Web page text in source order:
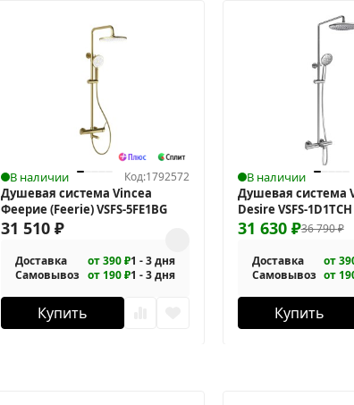
В наличии Код:1792572
Душевая система Vincea
Феерие (Feerie) VSFS-5FE1BG
31 510 ₽
Доставка от 390 ₽1 - 3 дня
Самовывоз от 190 ₽1 - 3 дня
Купить
В наличии
Душевая система
Desire VSFS-1D1TCH
термостатом36 790₽
31 630 ₽
Доставка от
Самовывоз от
Купить